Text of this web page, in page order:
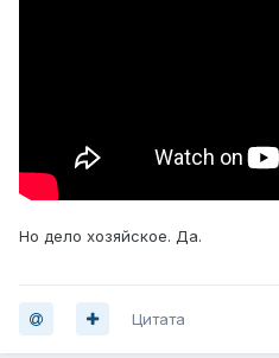
Но дело хозяйское. Да.
Цитата